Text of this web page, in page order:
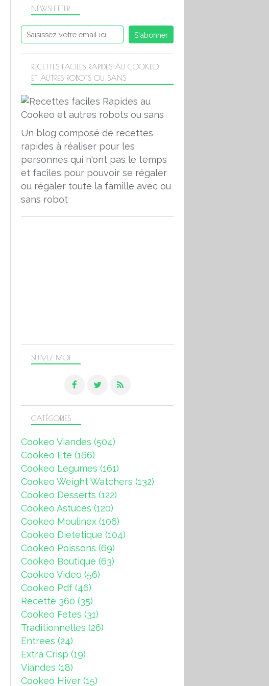
NEWSLETTER
SUIVEZ-MOI
RECETTES FACILES RAPIDES AU COOKEO
ET AUTRES ROBOTS OU SANS
Un blog composé de recettes
rapides à réaliser pour les
personnes qui n'ont pas le temps
et faciles pour pouvoir se régaler
ou régaler toute la famille avec ou
sans robot
CATÉGORIES
Cookeo Viandes (504)
Cookeo Ete (166)
Cookeo Legumes (161)
Cookeo Weight Watchers (132)
Cookeo Desserts (122)
Cookeo Astuces (120)
Cookeo Moulinex (106)
Cookeo Dietetique (104)
Cookeo Poissons (69)
Cookeo Boutique (63)
Cookeo Video (56)
Cookeo Pdf (46)
Recette 360 (35)
Cookeo Fetes (31)
Traditionnelles (26)
Entrees (24)
Extra Crisp (19)
Viandes (18)
Cookeo Hiver (15)